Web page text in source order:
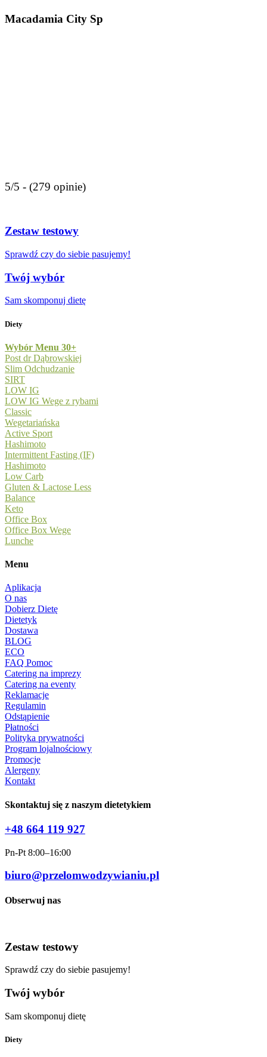
Macadamia City Sp
5/5 - (279 opinie)
Zestaw testowy
Sprawdź czy do siebie pasujemy!
Twój wybór
Sam skomponuj dietę
Diety
Wybór Menu 30+
Post dr Dąbrowskiej
Slim Odchudzanie
SIRT
LOW IG
LOW IG Wege z rybami
Classic
Wegetariańska
Active Sport
Hashimoto
Intermittent Fasting (IF)
Hashimoto
Low Carb
Gluten & Lactose Less
Balance
Keto
Office Box
Office Box Wege
Lunche
Menu
Aplikacja
O nas
Dobierz Dietę
Dietetyk
Dostawa
BLOG
ECO
FAQ Pomoc
Catering na imprezy
Catering na eventy
Reklamacje
Regulamin
Odstąpienie
Płatności
Polityka prywatności
Program lojalnościowy
Promocje
Alergeny
Kontakt
Skontaktuj się z naszym dietetykiem
+48 664 119 927
Pn-Pt 8:00–16:00
biuro@przelomwodzywianiu.pl
Obserwuj nas
Zestaw testowy
Sprawdź czy do siebie pasujemy!
Twój wybór
Sam skomponuj dietę
Diety